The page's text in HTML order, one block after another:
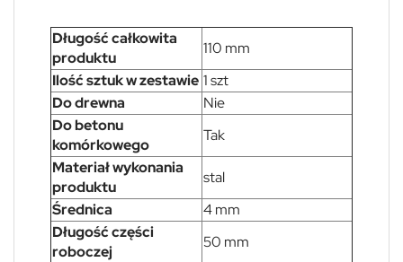
Długość całkowita
produktu
110 mm
Ilość sztuk w zestawie 1 szt
Do drewna
Nie
Do betonu
komórkowego
Tak
Materiał wykonania
produktu
stal
Średnica
4 mm
Długość części
roboczej
50 mm